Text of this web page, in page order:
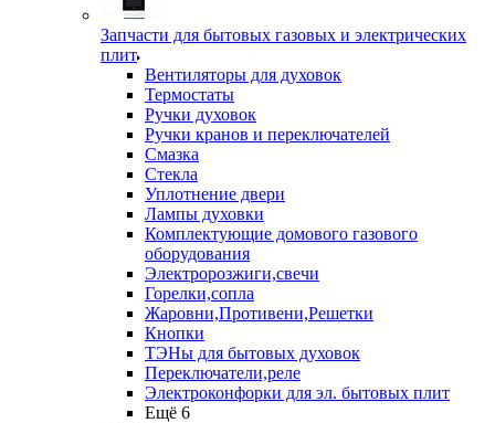
Запчасти для бытовых газовых и электрических
плит
Вентиляторы для духовок
Термостаты
Ручки духовок
Ручки кранов и переключателей
Смазка
Стекла
Уплотнение двери
Лампы духовки
Комплектующие домового газового
оборудования
Электророзжиги,свечи
Горелки,сопла
Жаровни,Противени,Решетки
Кнопки
ТЭНы для бытовых духовок
Переключатели,реле
Электроконфорки для эл. бытовых плит
Ещё 6